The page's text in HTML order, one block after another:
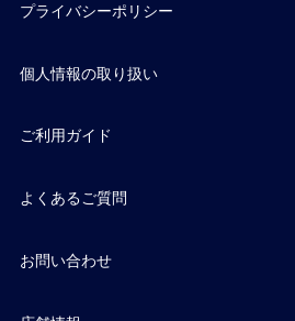
プライバシーポリシー
個人情報の取り扱い
ご利用ガイド
よくあるご質問
お問い合わせ